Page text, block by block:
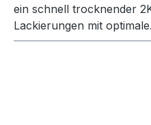
ein schnell trocknender
Lackierungen mit